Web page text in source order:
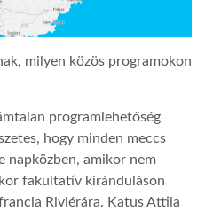
milyen közös programokon
programlehetőség
hogy minden meccs
napközben, amikor nem
fakultatív kiránduláson
Riviérára. Katus Attila